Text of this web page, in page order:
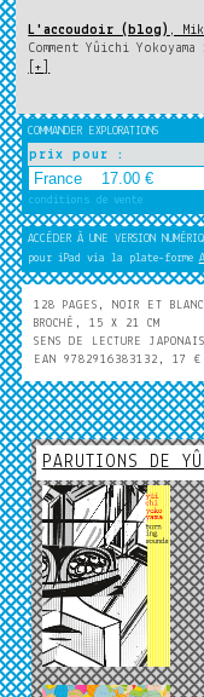
L'accoudoir (blog) ,
Comment Yûichi
[+]
COMMANDER EXPLORATIONS
prix pour :
conditions de vente
ACCÉDER À UNE VERSION
pour iPad via la plate-forme
128 PAGES, NOIR ET
BROCHÉ, 15 X 21 CM
SENS DE LECTURE JAPONAIS
EAN 9782916383132, 17 €
PARUTIONS DE